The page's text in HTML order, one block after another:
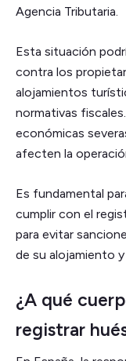
Agencia Tributaria.
Esta situación
contra los
alojamientos
normativas
económicas
afecten la
Es fundamental
cumplir con el
para evitar
de su alojamiento
¿A qué
registrar